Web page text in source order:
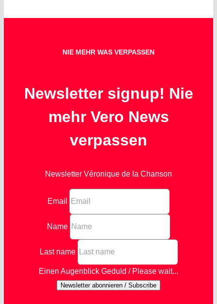
NIE MEHR WAS VERPASSEN
Newsletter signup! Nie
mehr Vero News
verpassen
Newsletter Véronique de la Chanson
Email
Name
Last name
Einen Augenblick Geduld / Please wait...
Newsletter abonnieren / Subscribe